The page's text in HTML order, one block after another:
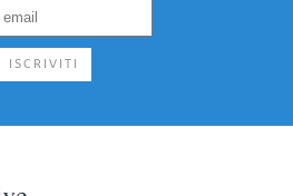
ISCRIVITI